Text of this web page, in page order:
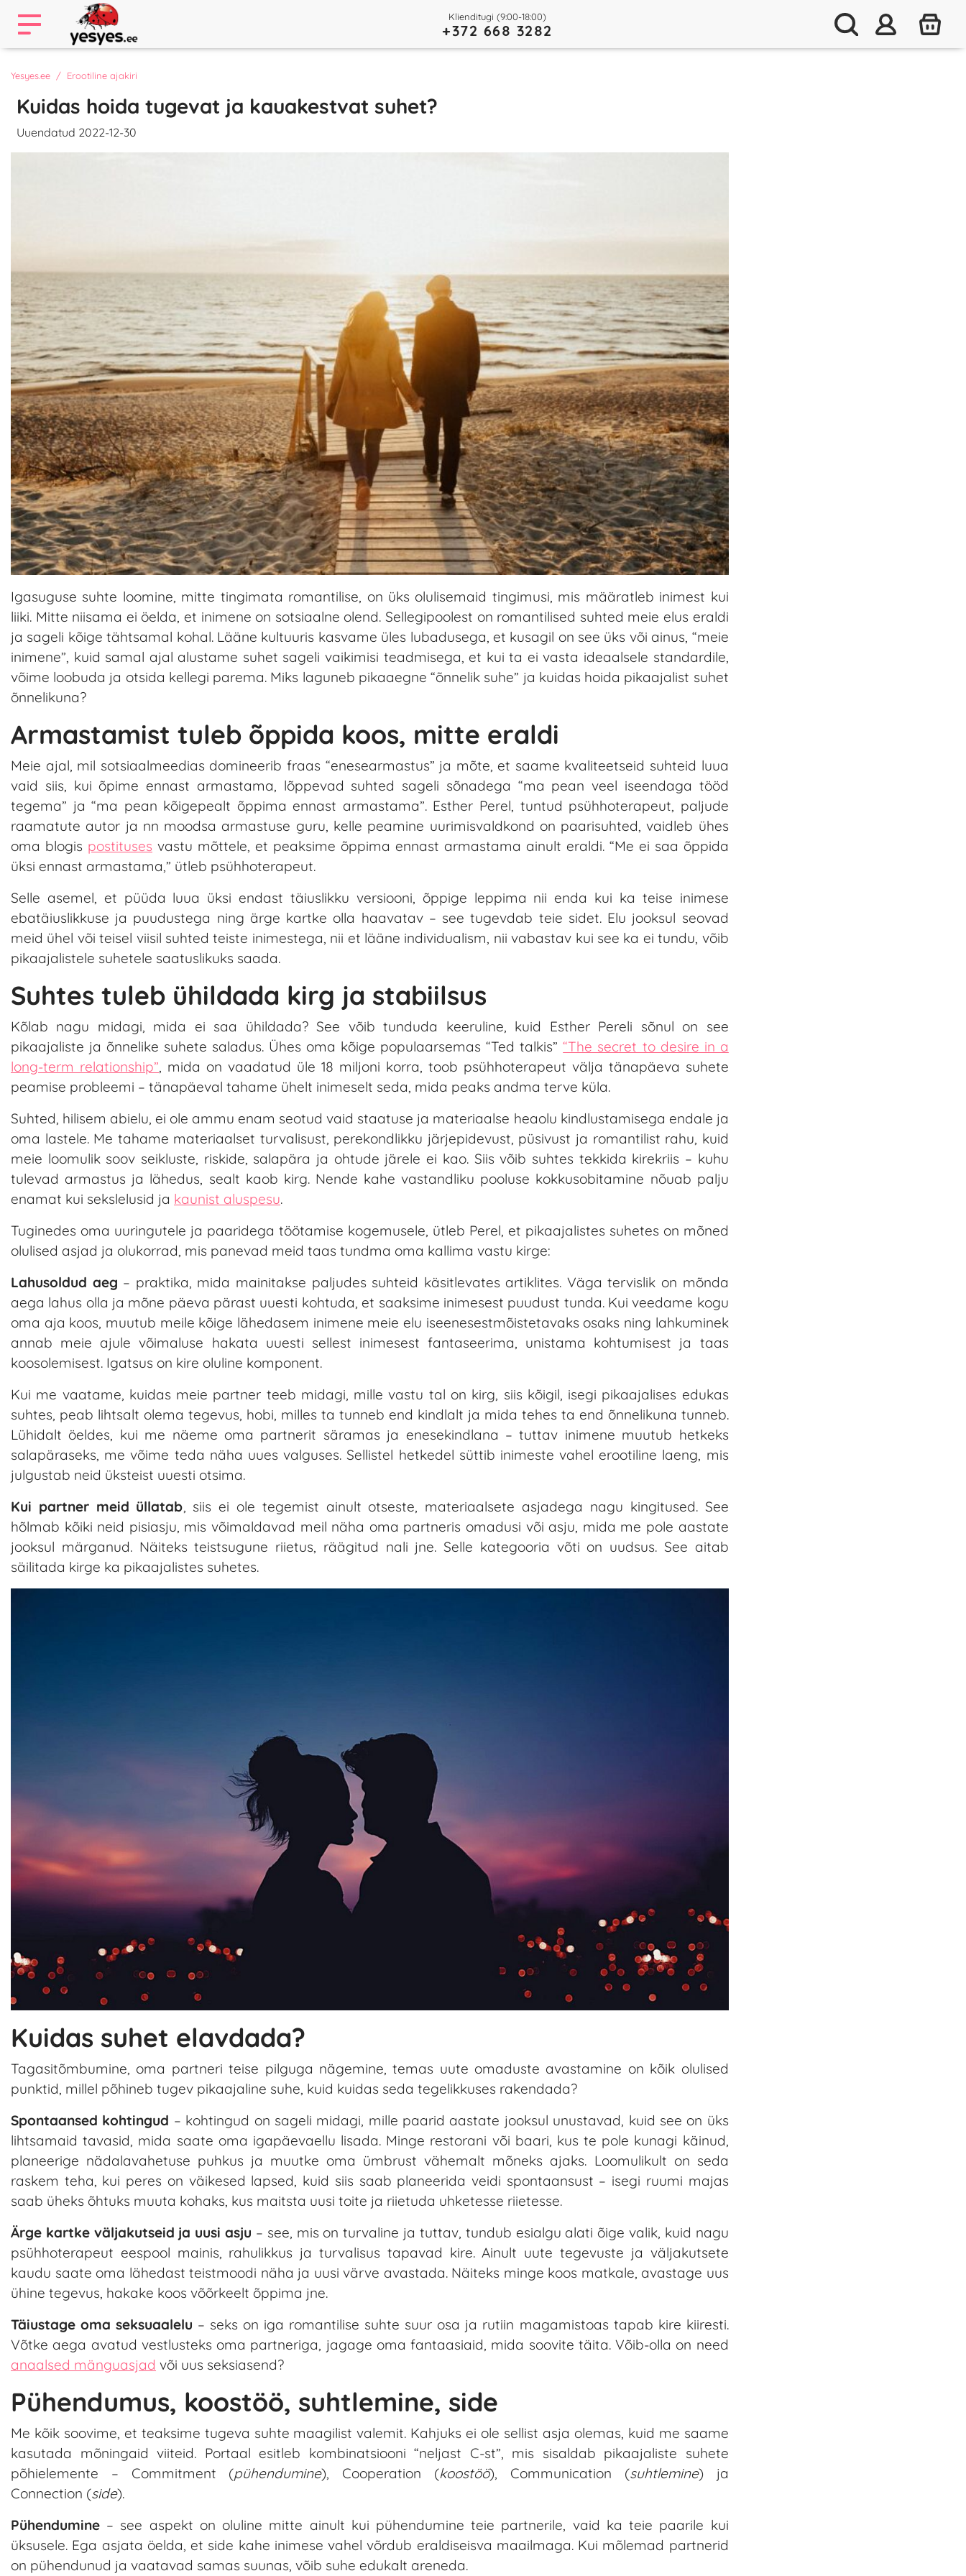
Klienditugi (9:00-18:00)
+372 668 3282
Yesyes.ee Erootiline ajakiri
Kuidas hoida tugevat ja kauakestvat suhet?
Uuendatud 2022-12-30
Igasuguse suhte loomine, mitte tingimata romantilise, on üks olulisemaid tingimusi, mis määratleb inimest kui
liiki. Mitte niisama ei öelda, et inimene on sotsiaalne olend. Sellegipoolest on romantilised suhted meie elus eraldi
ja sageli kõige tähtsamal kohal. Lääne kultuuris kasvame üles lubadusega, et kusagil on see üks või ainus, “meie
inimene”, kuid samal ajal alustame suhet sageli vaikimisi teadmisega, et kui ta ei vasta ideaalsele standardile,
võime loobuda ja otsida kellegi parema. Miks laguneb pikaaegne “õnnelik suhe” ja kuidas hoida pikaajalist suhet
õnnelikuna?
Armastamist tuleb õppida koos, mitte eraldi
Meie ajal, mil sotsiaalmeedias domineerib fraas “enesearmastus” ja mõte, et saame kvaliteetseid suhteid luua
vaid siis, kui õpime ennast armastama, lõppevad suhted sageli sõnadega “ma pean veel iseendaga tööd
tegema” ja “ma pean kõigepealt õppima ennast armastama”. Esther Perel, tuntud psühhoterapeut, paljude
raamatute autor ja nn moodsa armastuse guru, kelle peamine uurimisvaldkond on paarisuhted, vaidleb ühes
oma blogis postituses vastu mõttele, et peaksime õppima ennast armastama ainult eraldi. “Me ei saa õppida
üksi ennast armastama,” ütleb psühhoterapeut.
Selle asemel, et püüda luua üksi endast täiuslikku versiooni, õppige leppima nii enda kui ka teise inimese
ebatäiuslikkuse ja puudustega ning ärge kartke olla haavatav – see tugevdab teie sidet. Elu jooksul seovad
meid ühel või teisel viisil suhted teiste inimestega, nii et lääne individualism, nii vabastav kui see ka ei tundu, võib
pikaajalistele suhetele saatuslikuks saada.
Suhtes tuleb ühildada kirg ja stabiilsus
Kõlab nagu midagi, mida ei saa ühildada? See võib tunduda keeruline, kuid Esther Pereli sõnul on see
pikaajaliste ja õnnelike suhete saladus. Ühes oma kõige populaarsemas “Ted talkis”“The secret to desire in a
long-term relationship”, mida on vaadatud üle 18 miljoni korra, toob psühhoterapeut välja tänapäeva suhete
peamise probleemi – tänapäeval tahame ühelt inimeselt seda, mida peaks andma terve küla.
Suhted, hilisem abielu, ei ole ammu enam seotud vaid staatuse ja materiaalse heaolu kindlustamisega endale ja
oma lastele. Me tahame materiaalset turvalisust, perekondlikku järjepidevust, püsivust ja romantilist rahu, kuid
meie loomulik soov seikluste, riskide, salapära ja ohtude järele ei kao. Siis võib suhtes tekkida kirekriis – kuhu
tulevad armastus ja lähedus, sealt kaob kirg. Nende kahe vastandliku pooluse kokkusobitamine nõuab palju
enamat kui sekslelusid ja kaunist aluspesu.
Tuginedes oma uuringutele ja paaridega töötamise kogemusele, ütleb Perel, et pikaajalistes suhetes on mõned
olulised asjad ja olukorrad, mis panevad meid taas tundma oma kallima vastu kirge:
Lahusoldud aeg – praktika, mida mainitakse paljudes suhteid käsitlevates artiklites. Väga tervislik on mõnda
aega lahus olla ja mõne päeva pärast uuesti kohtuda, et saaksime inimesest puudust tunda. Kui veedame kogu
oma aja koos, muutub meile kõige lähedasem inimene meie elu iseenesestmõistetavaks osaks ning lahkuminek
annab meie ajule võimaluse hakata uuesti sellest inimesest fantaseerima, unistama kohtumisest ja taas
koosolemisest. Igatsus on kire oluline komponent.
Kui me vaatame, kuidas meie partner teeb midagi, mille vastu tal on kirg, siis kõigil, isegi pikaajalises edukas
suhtes, peab lihtsalt olema tegevus, hobi, milles ta tunneb end kindlalt ja mida tehes ta end õnnelikuna tunneb.
Lühidalt öeldes, kui me näeme oma partnerit säramas ja enesekindlana – tuttav inimene muutub hetkeks
salapäraseks, me võime teda näha uues valguses. Sellistel hetkedel süttib inimeste vahel erootiline laeng, mis
julgustab neid üksteist uuesti otsima.
Kui partner meid üllatab, siis ei ole tegemist ainult otseste, materiaalsete asjadega nagu kingitused. See
hõlmab kõiki neid pisiasju, mis võimaldavad meil näha oma partneris omadusi või asju, mida me pole aastate
jooksul märganud. Näiteks teistsugune riietus, räägitud nali jne. Selle kategooria võti on uudsus. See aitab
säilitada kirge ka pikaajalistes suhetes.
Kuidas suhet elavdada?
Tagasitõmbumine, oma partneri teise pilguga nägemine, temas uute omaduste avastamine on kõik olulised
punktid, millel põhineb tugev pikaajaline suhe, kuid kuidas seda tegelikkuses rakendada?
Spontaansed kohtingud – kohtingud on sageli midagi, mille paarid aastate jooksul unustavad, kuid see on üks
lihtsamaid tavasid, mida saate oma igapäevaellu lisada. Minge restorani või baari, kus te pole kunagi käinud,
planeerige nädalavahetuse puhkus ja muutke oma ümbrust vähemalt mõneks ajaks. Loomulikult on seda
raskem teha, kui peres on väikesed lapsed, kuid siis saab planeerida veidi spontaansust – isegi ruumi majas
saab üheks õhtuks muuta kohaks, kus maitsta uusi toite ja riietuda uhketesse riietesse.
Ärge kartke väljakutseid ja uusi asju – see, mis on turvaline ja tuttav, tundub esialgu alati õige valik, kuid nagu
psühhoterapeut eespool mainis, rahulikkus ja turvalisus tapavad kire. Ainult uute tegevuste ja väljakutsete
kaudu saate oma lähedast teistmoodi näha ja uusi värve avastada. Näiteks minge koos matkale, avastage uus
ühine tegevus, hakake koos võõrkeelt õppima jne.
Täiustage oma seksuaalelu – seks on iga romantilise suhte suur osa ja rutiin magamistoas tapab kire kiiresti.
Võtke aega avatud vestlusteks oma partneriga, jagage oma fantaasiaid, mida soovite täita. Võib-olla on need
anaalsed mänguasjad või uus seksiasend?
Pühendumus, koostöö, suhtlemine, side
Me kõik soovime, et teaksime tugeva suhte maagilist valemit. Kahjuks ei ole sellist asja olemas, kuid me saame
kasutada mõningaid viiteid. Portaal esitleb kombinatsiooni “neljast C-st”, mis sisaldab pikaajaliste suhete
põhielemente – Commitment (pühendumine), Cooperation (koostöö), Communication (suhtlemine) ja
Connection (side).
Pühendumine – see aspekt on oluline mitte ainult kui pühendumine teie partnerile, vaid ka teie paarile kui
üksusele. Ega asjata öelda, et side kahe inimese vahel võrdub eraldiseisva maailmaga. Kui mõlemad partnerid
on pühendunud ja vaatavad samas suunas, võib suhe edukalt areneda.